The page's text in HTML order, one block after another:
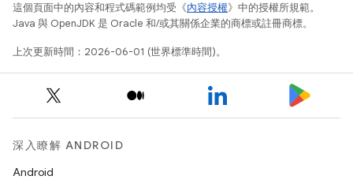
這個頁面中的內容和程式碼範例均受《內容授權》中的授權所規範。
Java 與 OpenJDK 是 Oracle 和/或其關係企業的商標或註冊商標。
上次更新時間：2026-06-01 (世界標準時間)。
深入瞭解 ANDROID
Android